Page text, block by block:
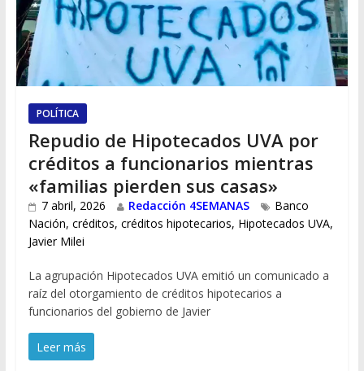
POLÍTICA
Repudio de Hipotecados UVA por
créditos a funcionarios mientras
«familias pierden sus casas»
7 abril, 2026 Redacción 4SEMANAS
Banco
Nación, créditos, créditos hipotecarios, Hipotecados UVA,
Javier Milei
La agrupación Hipotecados UVA emitió un comunicado a
raíz del otorgamiento de créditos hipotecarios a
funcionarios del gobierno de Javier
Leer más